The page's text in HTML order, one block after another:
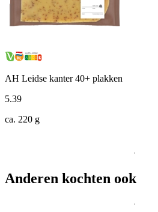
AH Leidse kanter 40+ plakken
5.39
ca. 220 g
Anderen kochten ook